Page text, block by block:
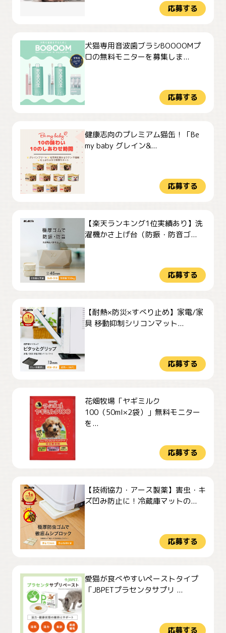
応募する
犬猫専用音波歯ブラシBOOOOMプ
ロの無料モニターを募集しま...
応募する
健康志向のプレミアム猫缶！「Be
my baby グレイン&...
応募する
【楽天ランキング1位実績あり】洗
濯機かさ上げ台（防振・防音ゴ...
応募する
【耐熱×防災×すべり止め】家電/家
具 移動抑制シリコンマット...
応募する
花畑牧場「ヤギミルク
100（50ml×2袋）」無料モニター
を...
応募する
【技術協力・アース製薬】害虫・キ
ズ凹み防止に！冷蔵庫マットの...
応募する
愛猫が食べやすいペーストタイプ
「JBPETプラセンタサプリ ...
応募する